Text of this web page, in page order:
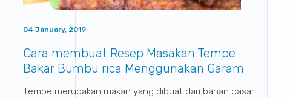
04 January, 2019
Cara membuat Resep Masakan Tempe
Bakar Bumbu rica Menggunakan Garam
Tempe merupakan makan yang dibuat dari bahan dasar